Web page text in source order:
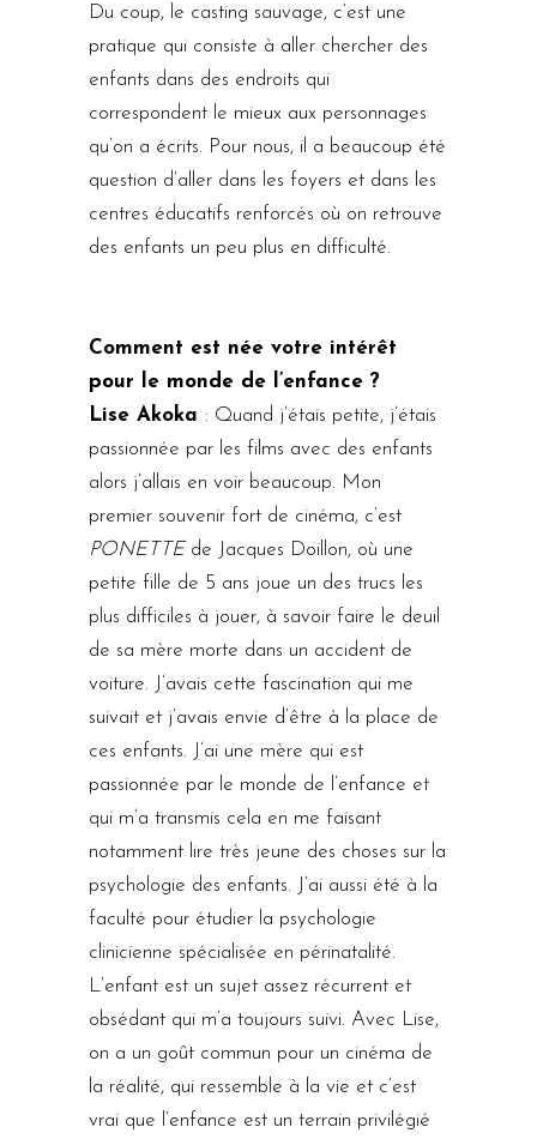
Du coup, le casting sauvage, c’est une
pratique qui consiste à aller chercher des
enfants dans des endroits qui
correspondent le mieux aux personnages
qu’on a écrits. Pour nous, il a beaucoup été
question d’aller dans les foyers et dans les
centres éducatifs renforcés où on retrouve
des enfants un peu plus en difficulté.
Comment est née votre intérêt
pour le monde de l’enfance ?
Lise Akoka : Quand j’étais petite, j’étais
passionnée par les films avec des enfants
alors j’allais en voir beaucoup. Mon
premier souvenir fort de cinéma, c’est
PONETTE de Jacques Doillon, où une
petite fille de 5 ans joue un des trucs les
plus difficiles à jouer, à savoir faire le deuil
de sa mère morte dans un accident de
voiture. J’avais cette fascination qui me
suivait et j’avais envie d’être à la place de
ces enfants. J’ai une mère qui est
passionnée par le monde de l’enfance et
qui m’a transmis cela en me faisant
notamment lire très jeune des choses sur la
psychologie des enfants. J’ai aussi été à la
faculté pour étudier la psychologie
clinicienne spécialisée en périnatalité.
L’enfant est un sujet assez récurrent et
obsédant qui m’a toujours suivi. Avec Lise,
on a un goût commun pour un cinéma de
la réalité, qui ressemble à la vie et c’est
vrai que l’enfance est un terrain privilégié